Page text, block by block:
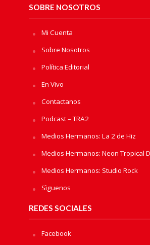
SOBRE NOSOTROS
Mi Cuenta
Sobre Nosotros
Política Editorial
En Vivo
Contactanos
Podcast – TRA2
Medios Hermanos: La 2 de Hiz
Medios Hermanos: Neon Tropical
Medios Hermanos: Studio Rock
Sìguenos
REDES SOCIALES
Facebook